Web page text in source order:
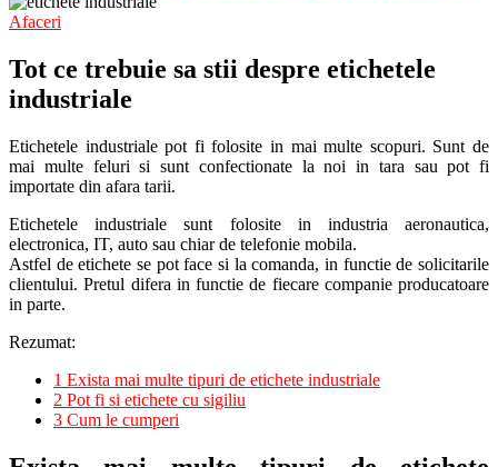
Afaceri
Tot ce trebuie sa stii despre etichetele
industriale
Etichetele industriale pot fi folosite in mai multe scopuri. Sunt de
mai multe feluri si sunt confectionate la noi in tara sau pot fi
importate din afara tarii.
Etichetele industriale sunt folosite in industria aeronautica,
electronica, IT, auto sau chiar de telefonie mobila.
Astfel de etichete se pot face si la comanda, in functie de solicitarile
clientului. Pretul difera in functie de fiecare companie producatoare
in parte.
Rezumat:
1 Exista mai multe tipuri de etichete industriale
2 Pot fi si etichete cu sigiliu
3 Cum le cumperi